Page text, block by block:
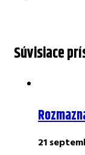
Súvisiace
21